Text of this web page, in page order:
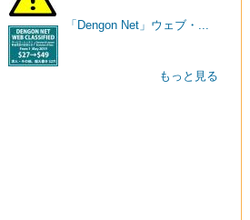
「Dengon Net」ウェブ・...
もっと見る